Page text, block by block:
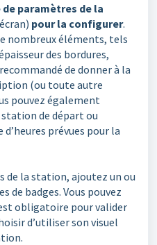
paramètres de la
pour la configurer.
nombreux éléments, tels
des bordures,
de donner à la
(ou toute autre
pouvez également
de départ ou
prévues pour la
de la station, ajoutez un ou
de badges. Vous pouvez
obligatoire pour valider
d’utiliser son visuel